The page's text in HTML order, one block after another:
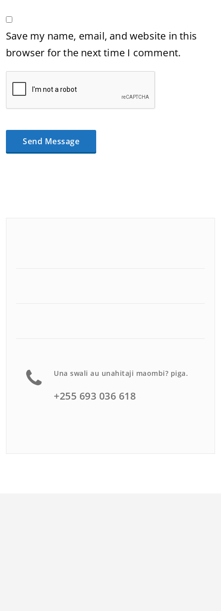
Save my name, email, and website in this
browser for the next time I comment.
Una swali au unahitaji maombi? piga.
+255 693 036 618